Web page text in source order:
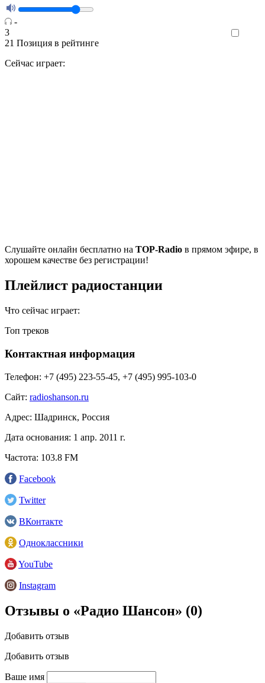
-
3
21 Позиция в рейтинге
Сейчас играет:
Cлушайте онлайн бесплатно на TOP-Radio в прямом эфире, в
хорошем качестве без регистрации!
Плейлист радиостанции
Что сейчас играет:
Топ треков
Контактная информация
Телефон: +7 (495) 223-55-45, +7 (495) 995-103-0
Сайт: radioshanson.ru
Адрес: Шадринск, Россия
Дата основания: 1 апр. 2011 г.
Частота: 103.8 FM
Facebook
Twitter
ВКонтакте
Одноклассники
YouTube
Instagram
Отзывы о «Радио Шансон» (0)
Добавить отзыв
Добавить отзыв
Ваше имя